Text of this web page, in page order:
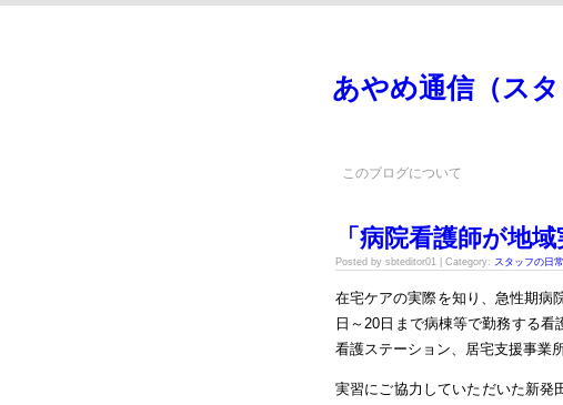
あやめ通信（スタ
このブログについて
「病院看護師が地
Posted by sbteditor01 | Category: スタッフの日常
在宅ケアの実際を知り、急性期病
日～20日まで病棟等で勤務する
看護ステーション、居宅支援事業
実習にご協力していただいた新発